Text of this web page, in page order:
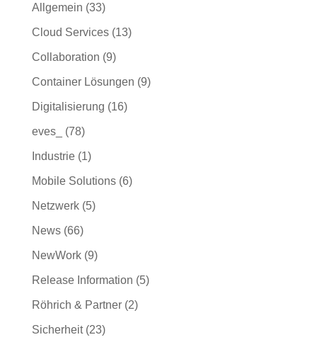
Allgemein (33)
Cloud Services(13)
Collaboration (9)
Container Lösungen (9)
Digitalisierung (16)
eves_ (78)
Industrie(1)
Mobile Solutions(6)
Netzwerk(5)
News(66)
NewWork(9)
Release Information (5)
Röhrich & Partner(2)
Sicherheit(23)